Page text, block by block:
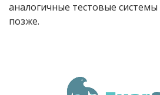
аналогичные тестовые системы
позже.